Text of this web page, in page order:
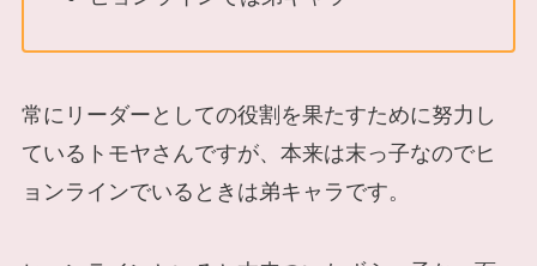
常にリーダーとしての役割を果たすために努力し
ているトモヤさんですが、本来は末っ子なのでヒ
ョンラインでいるときは弟キャラです。